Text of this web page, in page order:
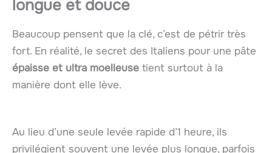
longue et douce
Beaucoup pensent que la clé, c’est de pétrir très
fort. En réalité, le secret des Italiens pour une pâte
épaisse et ultra moelleuse tient surtout à la
manière dont elle lève.
Au lieu d’une seule levée rapide d’1 heure, ils
privilégient souvent une levée plus longue, parfois